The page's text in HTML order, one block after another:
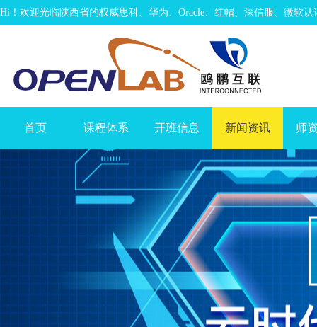
Hi！欢迎光临陕西省的权威思科、华为、Oracle、红帽、深信服、微软认
首页 课程体系 开班信息 新闻资讯 师